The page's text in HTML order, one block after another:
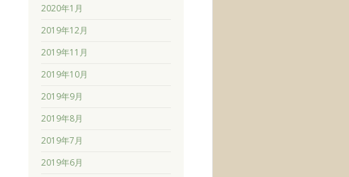
2020年1月
2019年12月
2019年11月
2019年10月
2019年9月
2019年8月
2019年7月
2019年6月